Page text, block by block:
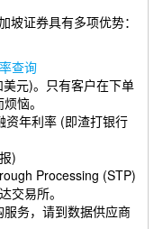
坡证券具有多项优势：
查询
元)。只有客户在下单
恼。
资年利率 (即渣打银行
)
Processing (STP)
交易所。
务，请到数据供应商